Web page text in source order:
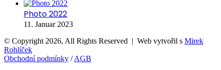
Photo 2022
11. Januar 2023
© Copyright 2026, All Rights Reserved | Web vytvořil s Mirek
Rohlíček
Obchodní podmínky /AGB